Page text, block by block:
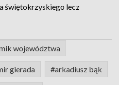
świętokrzyskiego lecz
województwa
gierada #arkadiusz bąk